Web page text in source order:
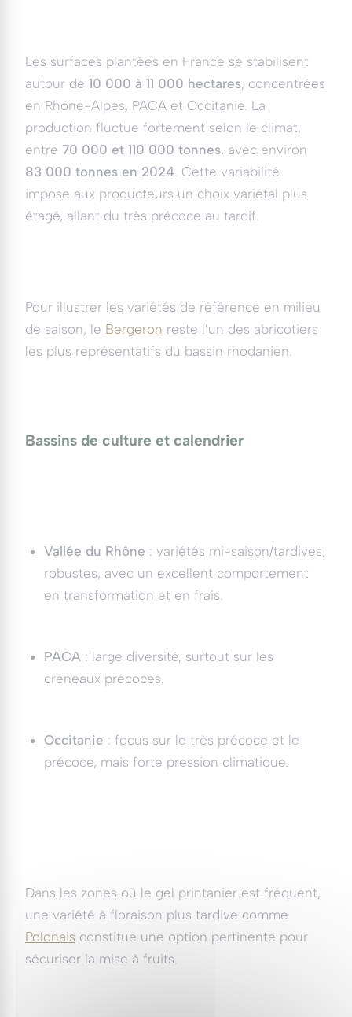
Les surfaces plantées en France se stabilisent
autour de 10 000 à 11 000 hectares, concentrées
en Rhône-Alpes, PACA et Occitanie. La
production fluctue fortement selon le climat,
entre 70 000 et 110 000 tonnes, avec environ
83 000 tonnes en 2024 . Cette variabilité
impose aux producteurs un choix variétal plus
étagé, allant du très précoce au tardif.
Pour illustrer les variétés de référence en milieu
de saison, le Bergeron reste l’un des abricotiers
les plus représentatifs du bassin rhodanien.
Bassins de culture et calendrier
Vallée du Rhône : variétés mi-saison/tardives,
robustes, avec un excellent comportement
en transformation et en frais.
PACA : large diversité, surtout sur les
créneaux précoces.
Occitanie : focus sur le très précoce et le
précoce, mais forte pression climatique.
Dans les zones où le gel printanier est fréquent,
une variété à floraison plus tardive comme
Polonais constitue une option pertinente pour
sécuriser la mise à fruits.